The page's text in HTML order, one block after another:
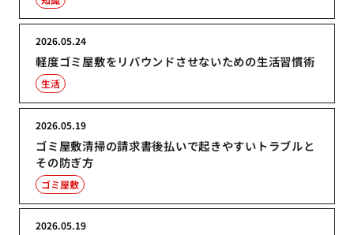
軽度ゴミ屋敷をリバウンドさせないための生活習慣術
2026.05.24
生活
ゴミ屋敷清掃の請求書後払いで起きやすいトラブルと
その防ぎ方
2026.05.19
ゴミ屋敷
2026.05.19